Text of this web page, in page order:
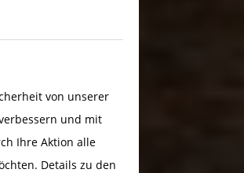
von unserer
und mit
Ihre Aktion alle
Details zu den